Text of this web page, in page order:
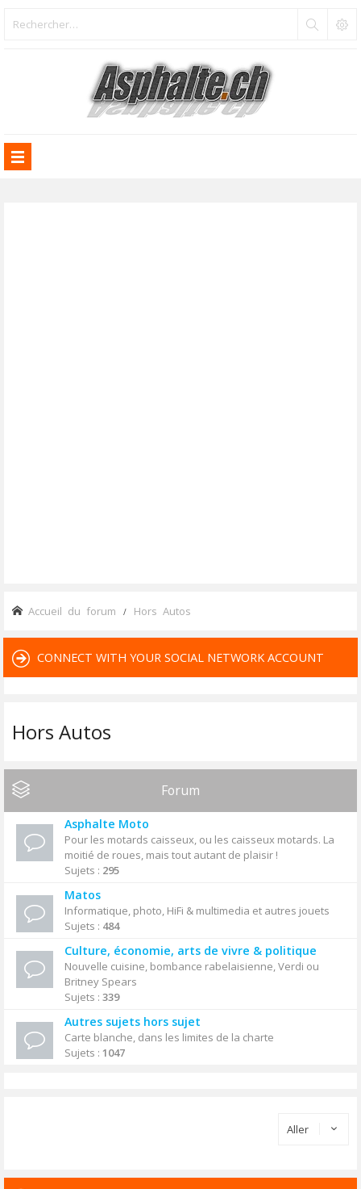
Accueil du forum Hors Autos
CONNECT WITH YOUR SOCIAL NETWORK ACCOUNT
Hors Autos
Forum
Asphalte Moto
Pour les motards caisseux, ou les caisseux motards. La
moitié de roues, mais tout autant de plaisir !
Sujets : 295
Matos
Informatique, photo, HiFi & multimedia et autres jouets
Sujets : 484
Culture, économie, arts de vivre & politique
Nouvelle cuisine, bombance rabelaisienne, Verdi ou
Britney Spears
Sujets : 339
Autres sujets hors sujet
Carte blanche, dans les limites de la charte
Sujets : 1047
Aller